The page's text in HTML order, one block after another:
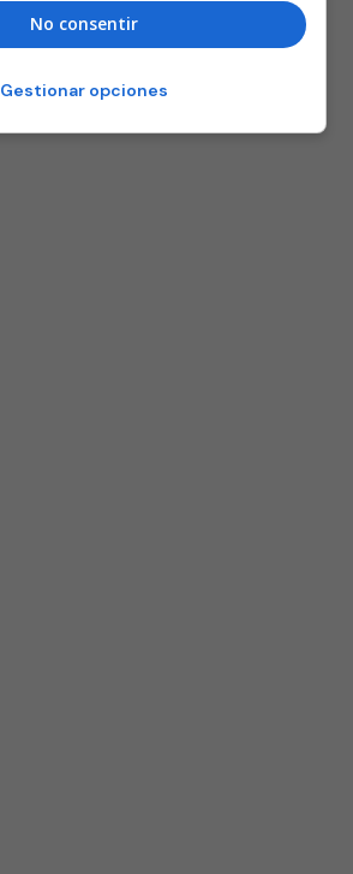
No consentir
Gestionar opciones